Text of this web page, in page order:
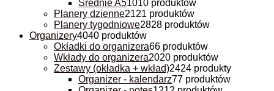
Średnie A51010 produktów
Planery dzienne2121 produktów
Planery tygodniowe2828 produktów
Organizery4040 produktów
Okładki do organizera66 produktów
Wkłady do organizera2020 produktów
Zestawy (okładka + wkład)2424 produkty
Organizer - kalendarz77 produktów